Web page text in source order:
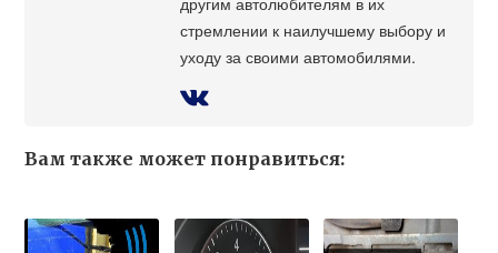
стремлении к наилучшему выбору и
уходу за своими автомобилями.
Вам также может понравиться: